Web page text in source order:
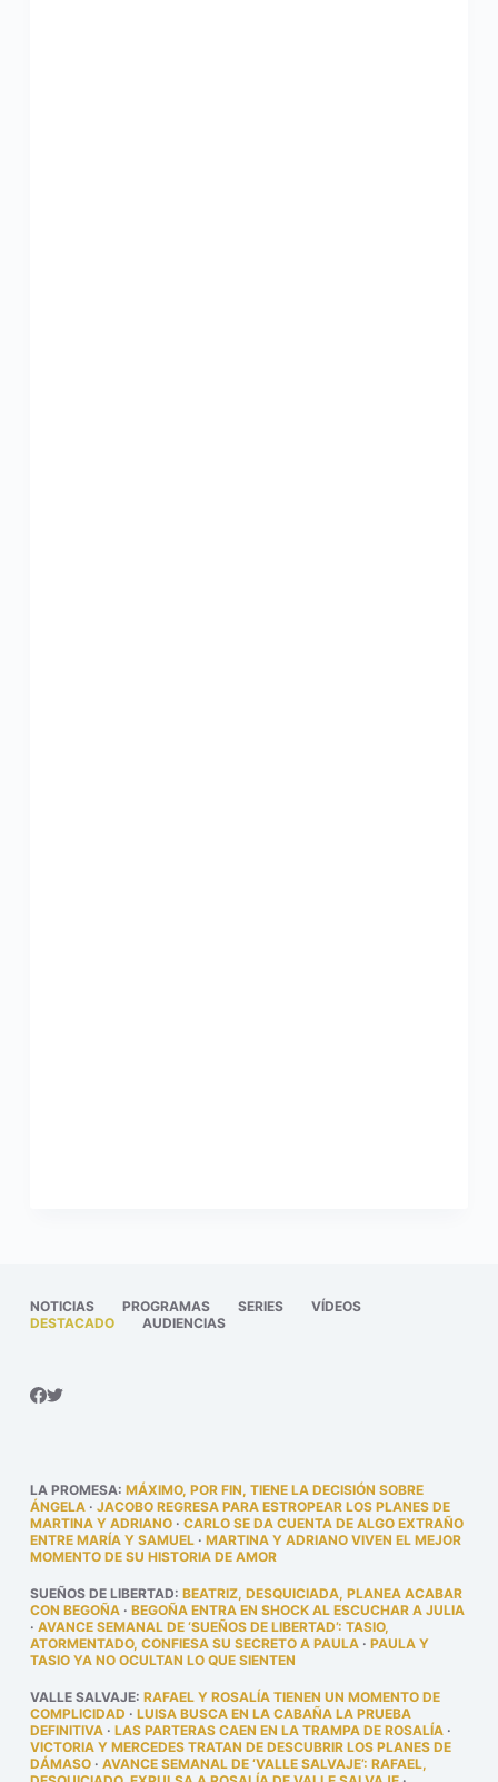
NOTICIAS PROGRAMAS SERIES
VÍDEOS
DESTACADO
AUDIENCIAS
LA PROMESA: MÁXIMO, POR FIN, TIENE LA DECISIÓN SOBRE
ÁNGELA· JACOBO REGRESA PARA ESTROPEAR LOS PLANES DE
MARTINA Y ADRIANO· CARLO SE DA CUENTA DE ALGO EXTRAÑO
ENTRE MARÍA Y SAMUEL· MARTINA Y ADRIANO VIVEN EL MEJOR
MOMENTO DE SU HISTORIA DE AMOR
SUEÑOS DE LIBERTAD: BEATRIZ, DESQUICIADA, PLANEA ACABAR
CON BEGOÑA· BEGOÑA ENTRA EN SHOCK AL ESCUCHAR A JULIA
· AVANCE SEMANAL DE ‘SUEÑOS DE LIBERTAD’: TASIO,
ATORMENTADO, CONFIESA SU SECRETO A PAULA· PAULA Y
TASIO YA NO OCULTAN LO QUE SIENTEN
VALLE SALVAJE: RAFAEL Y ROSALÍA TIENEN UN MOMENTO DE
COMPLICIDAD · LUISA BUSCA EN LA CABAÑA LA PRUEBA
DEFINITIVA· LAS PARTERAS CAEN EN LA TRAMPA DE ROSALÍA·
VICTORIA Y MERCEDES TRATAN DE DESCUBRIR LOS PLANES DE
DÁMASO· AVANCE SEMANAL DE ‘VALLE SALVAJE’: RAFAEL,